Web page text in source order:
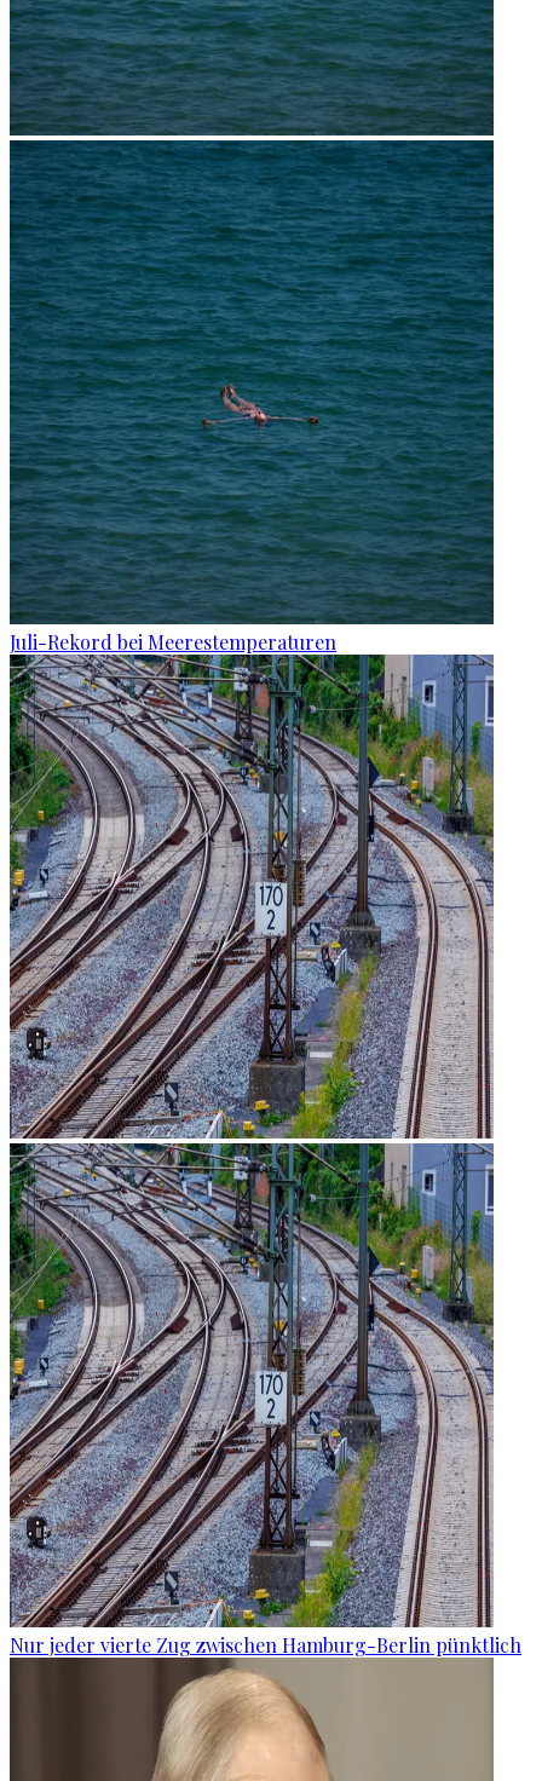
Juli-Rekord bei Meerestemperaturen
Nur jeder vierte Zug zwischen Hamburg-Berlin pünktlich